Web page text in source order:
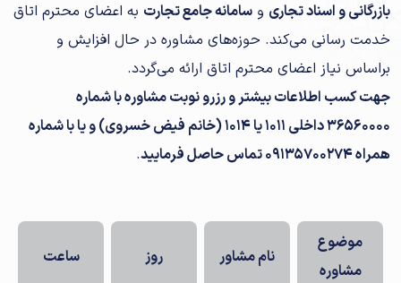
بازرگانی و اسناد تجاری و سامانه جامع تجارت به اعضای محترم اتاق
خدمت رسانی می‌کند. حوزه‌های مشاوره در حال افزایش و
براساس نیاز اعضای محترم اتاق ارائه می‌گردد.
جهت کسب اطلاعات بیشتر و رزرو نوبت مشاوره با شماره
36560000 داخلی 1011 یا 1014 (خانم فیض خسروی) و یا با شماره
همراه 09135700274 تماس حاصل فرمایید
.
موضوع
مشاوره
نام مشاور روز ساعت